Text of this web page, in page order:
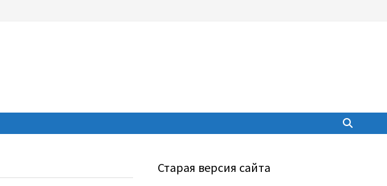
Старая версия сайта